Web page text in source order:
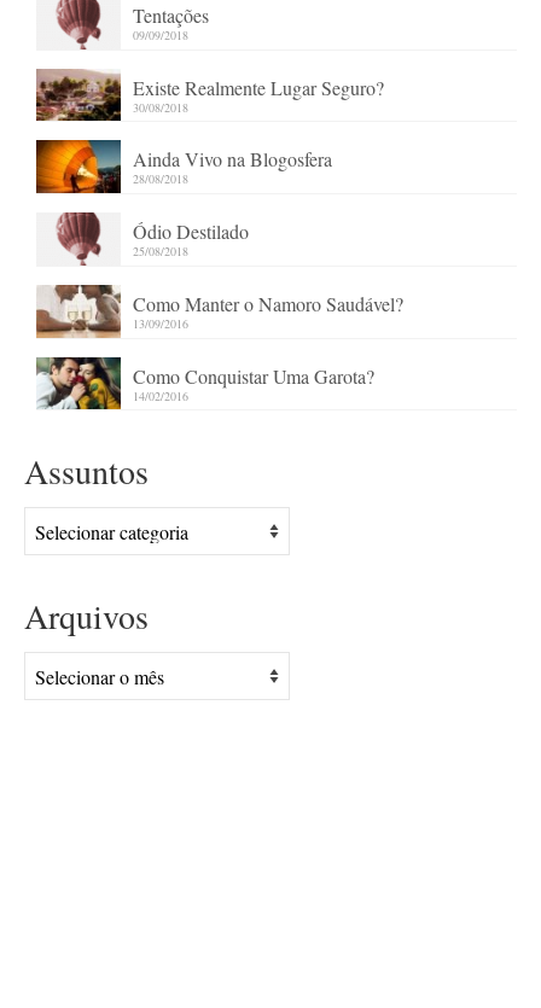
Tentações
09/09/2018
Existe Realmente Lugar Seguro?
30/08/2018
Ainda Vivo na Blogosfera
28/08/2018
Ódio Destilado
25/08/2018
Como Manter o Namoro Saudável?
13/09/2016
Como Conquistar Uma Garota?
14/02/2016
Assuntos
Assuntos
Arquivos
Arquivos